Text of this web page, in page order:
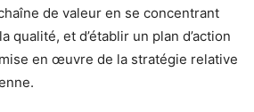
de valeur en se concentrant
qualité, et d’établir un plan d’action
en œuvre de la stratégie relative